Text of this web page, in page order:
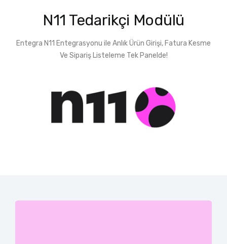
N11 Tedarikçi Modülü
Entegra N11 Entegrasyonu ile Anlık Ürün Girişi, Fatura Kesme
Ve Sipariş Listeleme Tek Panelde!